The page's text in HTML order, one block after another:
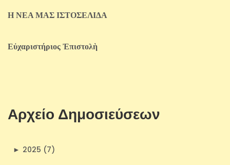
Η ΝΕΑ ΜΑΣ ΙΣΤΟΣΕΛΙΔΑ
Εὐχαριστήριος Ἐπιστολὴ
Αρχείο Δημοσιεύσεων
► 2025 (7)